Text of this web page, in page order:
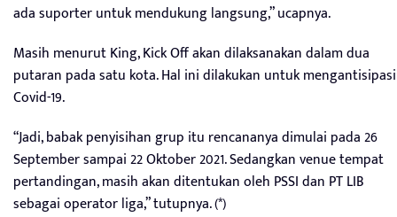
ada suporter untuk mendukung langsung,” ucapnya.
Masih menurut King, Kick Off akan dilaksanakan dalam dua
putaran pada satu kota. Hal ini dilakukan untuk mengantisipasi
Covid-19.
“Jadi, babak penyisihan grup itu rencananya dimulai pada 26
September sampai 22 Oktober 2021. Sedangkan venue tempat
pertandingan, masih akan ditentukan oleh PSSI dan PT LIB
sebagai operator liga,” tutupnya. (*)